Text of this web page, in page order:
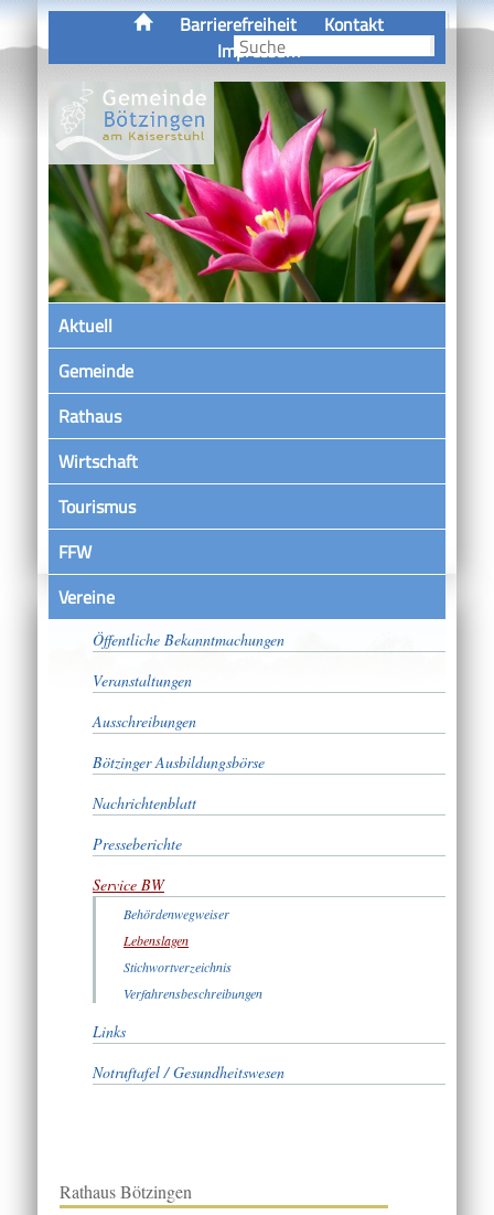
Barrierefreiheit
Kontakt
Impressum
Aktuell
Gemeinde
Rathaus
Wirtschaft
Tourismus
FFW
VereineSatzungen
Öffentliche Bekanntmachungen
Veranstaltungen
Ausschreibungen
Bötzinger Ausbildungsbörse
Nachrichtenblatt
Presseberichte
Service BW
Behördenwegweiser
Lebenslagen
Stichwortverzeichnis
Verfahrensbeschreibungen
Links
Notruftafel / Gesundheitswesen
Rathaus Bötzingen